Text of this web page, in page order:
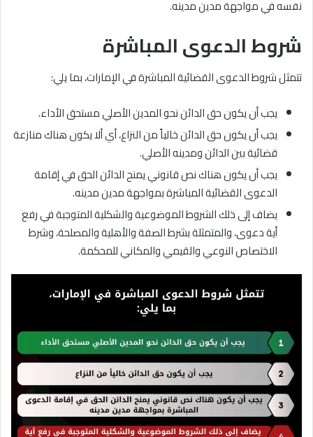
نفسه في مواجهة مدين مدينه.
شروط الدعوى المباشرة
تتمثل شروط الدعوى القضائية المباشرة في الإمارات، بما يلي:
يجب أن يكون حق الدائن نحو المدين الأصلي مستحق الأداء.
يجب أن يكون حق الدائن خالياً من النزاع، أي ألا يكون هناك منازعة
قضائية بين الدائن ومدينه الأصلي.
يجب أن يكون هناك نص قانوني يمنح الدائن الحق في إقامة
الدعوى القضائية المباشرة بمواجهة مدين مدينه.
يضاف إلى ذلك الشروط الموضوعية والشكلية المتوجبة في رفع
أية دعوى، والمتمثلة بشرط الصفة والأهلية والمصلحة، وشرط
الاختصاص النوعي والقيمي والمكاني للمحكمة.